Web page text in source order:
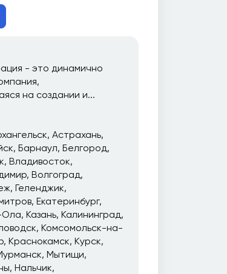
- это динамично
на создании и...
Астрахань
Барнаул Белгород
Владивосток
Волгоград
Геленджик
Екатеринбург
Казань Калининград
Комсомольск-на-
Краснокамск Курск
Мытищи
Нальчик